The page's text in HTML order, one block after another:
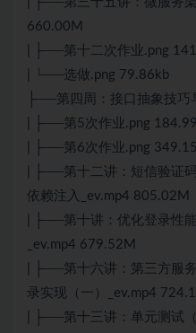
660.00M
| ├──第十二次作业.png
| └──选做.png 79.86kb
├──第四周：接口抽象技巧
| ├──第5次作业.png
| ├──第6次作业.png
| ├──第十二讲：短信验证
依赖注入_ev.mp4 805.02M
| ├──第十讲：优化登录性
_ev.mp4 679.52M
| ├──第十六讲：第三方服
录实现（一）_ev.mp4
| ├──第十三讲：单元测试